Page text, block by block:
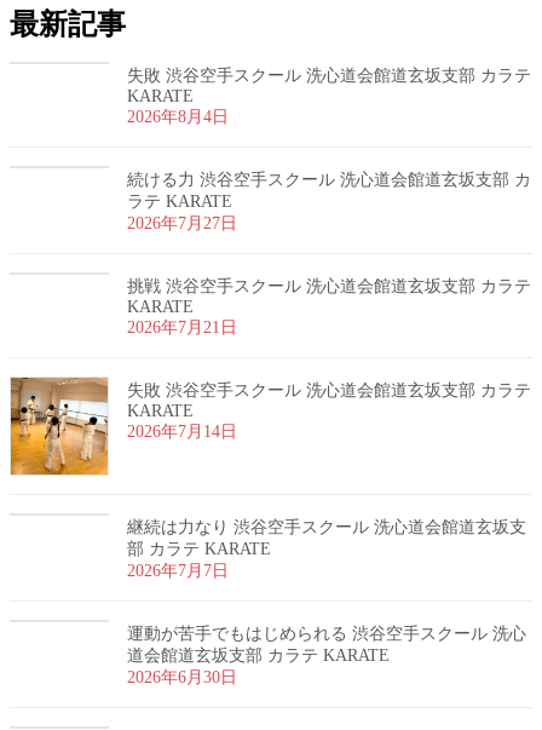
最新記事
失敗 渋谷空手スクール 洗心道会館道玄坂支部 カラテ
KARATE
2026年8月4日
続ける力 渋谷空手スクール 洗心道会館道玄坂支部 カ
ラテ KARATE
2026年7月27日
挑戦 渋谷空手スクール 洗心道会館道玄坂支部 カラテ
KARATE
2026年7月21日
失敗 渋谷空手スクール 洗心道会館道玄坂支部 カラテ
KARATE
2026年7月14日
継続は力なり 渋谷空手スクール 洗心道会館道玄坂支
部 カラテ KARATE
2026年7月7日
運動が苦手でもはじめられる 渋谷空手スクール 洗心
道会館道玄坂支部 カラテ KARATE
2026年6月30日